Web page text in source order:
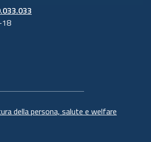
18
della persona, salute e welfare